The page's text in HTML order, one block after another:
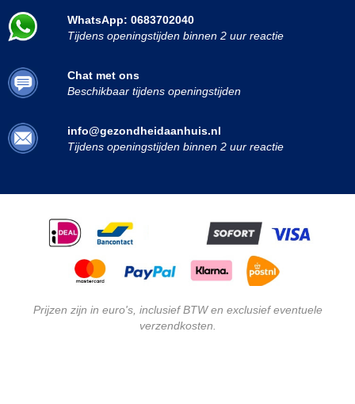
WhatsApp: 0683702040
Tijdens openingstijden binnen 2 uur reactie
Chat met ons
Beschikbaar tijdens openingstijden
info@gezondheidaanhuis.nl
Tijdens openingstijden binnen 2 uur reactie
Prijzen zijn in euro's, inclusief BTW en exclusief eventuele
verzendkosten.